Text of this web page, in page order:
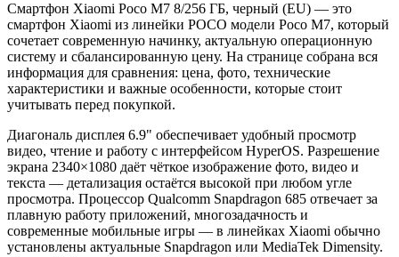
Смартфон Xiaomi Poco M7 8/256 ГБ, черный (EU) — это
смартфон Xiaomi из линейки POCO модели Poco M7, который
сочетает современную начинку, актуальную операционную
систему и сбалансированную цену. На странице собрана вся
информация для сравнения: цена, фото, технические
характеристики и важные особенности, которые стоит
учитывать перед покупкой.
Диагональ дисплея 6.9" обеспечивает удобный просмотр
видео, чтение и работу с интерфейсом HyperOS. Разрешение
экрана 2340×1080 даёт чёткое изображение фото, видео и
текста — детализация остаётся высокой при любом угле
просмотра. Процессор Qualcomm Snapdragon 685 отвечает за
плавную работу приложений, многозадачность и
современные мобильные игры — в линейках Xiaomi обычно
установлены актуальные Snapdragon или MediaTek Dimensity.